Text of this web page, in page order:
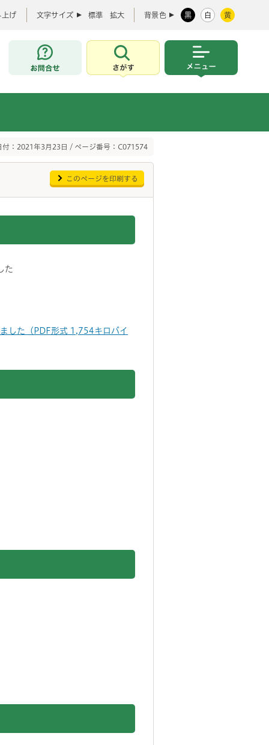
上げ 文字サイズ 標準 拡大 背景色 黒 白 黄
お問合せ
さがす
付：2021年3月23日 / ページ番号：C071574
このページを印刷する
た
した（PDF形式 1,754キロバイ